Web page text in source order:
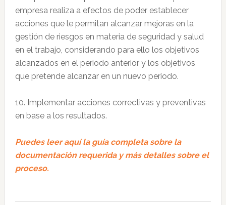
empresa realiza a efectos de poder establecer
acciones que le permitan alcanzar mejoras en la
gestión de riesgos en materia de seguridad y salud
en el trabajo, considerando para ello los objetivos
alcanzados en el periodo anterior y los objetivos
que pretende alcanzar en un nuevo periodo.
10. Implementar acciones correctivas y preventivas
en base a los resultados.
Puedes leer aquí la guía completa sobre la
documentación requerida y más detalles sobre el
proceso.